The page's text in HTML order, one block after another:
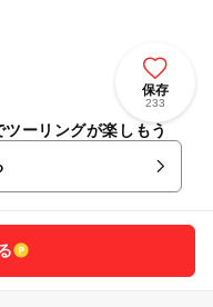
保存
233
ーリングが楽しもう